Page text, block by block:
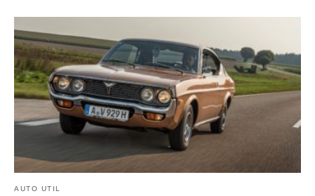
AUTO UTIL